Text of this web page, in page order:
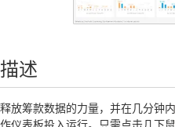
描述
释放筹款数据的力量，并在几分钟